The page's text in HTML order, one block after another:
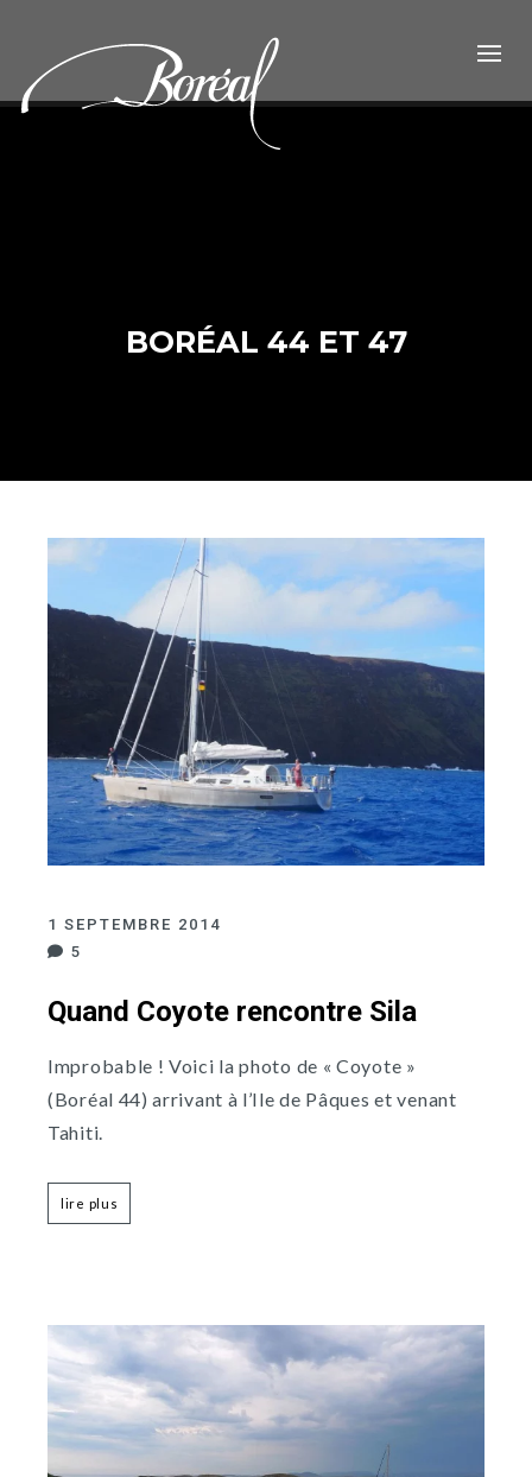
BORÉAL 44 ET 47
1 SEPTEMBRE 2014
5
Quand Coyote rencontre Sila
Improbable ! Voici la photo de « Coyote »
(Boréal 44) arrivant à l’Ile de Pâques et venant
Tahiti.
lire plus